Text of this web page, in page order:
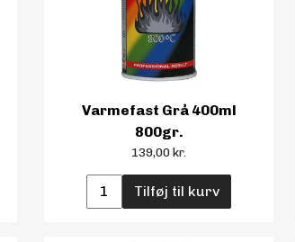
Varmefast Grå 400ml
800gr.
139,00 kr.
Tilføj til kurv